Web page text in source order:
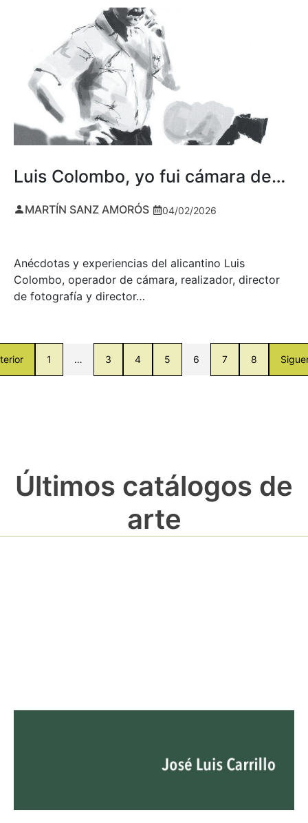
Luis Colombo, yo fui cámara de…
MARTÍN SANZ AMORÓS 04/02/2026
Anécdotas y experiencias del alicantino Luis
Colombo, operador de cámara, realizador, director
de fotografía y director…
1 … 3 4 5 6 7 8
Últimos catálogos de
arte